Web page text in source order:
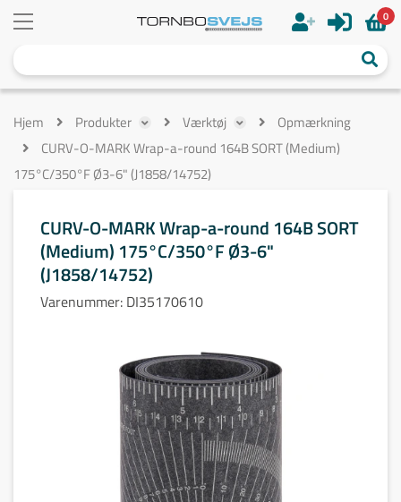
0
Hjem Produkter Værktøj
Opmærkning
CURV-O-MARK Wrap-a-round 164B SORT (Medium)
175°C/350°F Ø3-6" (J1858/14752)
CURV-O-MARK Wrap-a-round 164B SORT
(Medium) 175°C/350°F Ø3-6"
(J1858/14752)
Varenummer: DI35170610